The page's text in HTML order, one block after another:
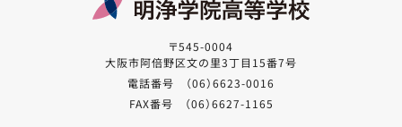
〒545-0004
大阪市阿倍野区文の里3丁目15番7号
電話番号 （06）6623-0016
FAX番号 （06）6627-1165